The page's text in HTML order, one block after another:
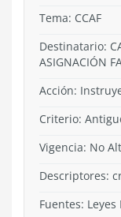
Tema: CCAF
Destinatario:
ASIGNACIÓN
Acción:
Criterio:
Vigencia: No
Descriptores:
Fuentes: Leyes